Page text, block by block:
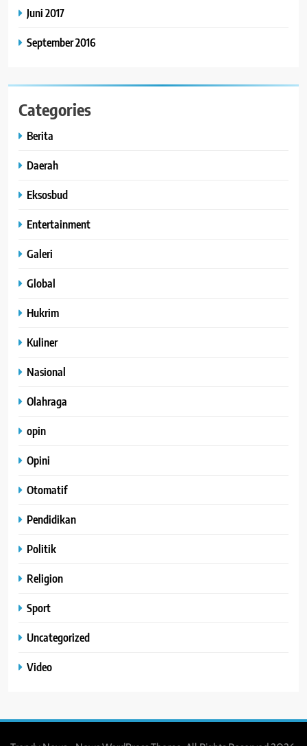
Juni 2017
September 2016
Categories
Berita
Daerah
Eksosbud
Entertainment
Galeri
Global
Hukrim
Kuliner
Nasional
Olahraga
opin
Opini
Otomatif
Pendidikan
Politik
Religion
Sport
Uncategorized
Video